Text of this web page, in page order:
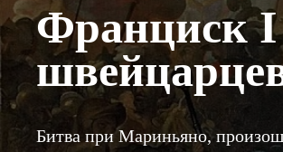
Франциск I
Битва при Мариньяно,